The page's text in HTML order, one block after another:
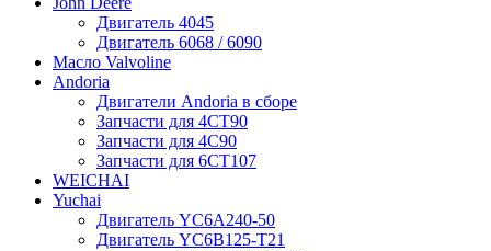
Двигатель 4045
Двигатель 6068 / 6090
Масло Valvoline
Andoria
Двигатели Andoria в сборе
Запчасти для 4CT90
Запчасти для 4С90
Запчасти для 6CT107
WEICHAI
Yuchai
Двигатель YC6A240-50
Двигатель YC6B125-T21